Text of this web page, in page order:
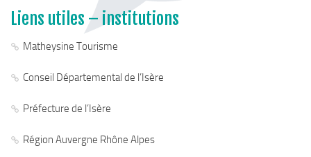
Aménagements touristiques
Stratégie de développement touristique
Chemins de randonnée
Via Ferrata
La taxe de séjour
Liens utiles – institutions
Matheysine Tourisme
Conseil Départemental de l’Isère
Préfecture de l’Isère
Région Auvergne Rhône Alpes